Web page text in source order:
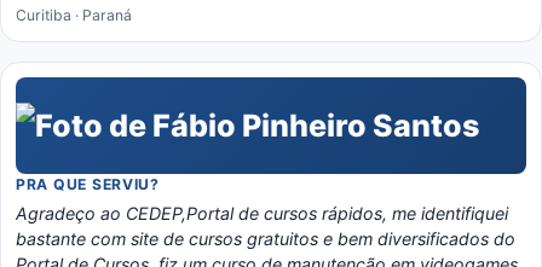
Curitiba · Paraná
PRA QUE SERVIU?
Agradeço ao CEDEP,Portal de cursos rápidos, me identifiquei
bastante com site de cursos gratuitos e bem diversificados do